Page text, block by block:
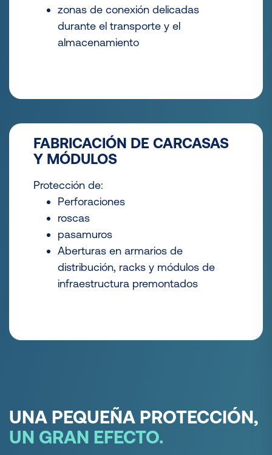
zonas de conexión delicadas
durante el transporte y el
almacenamiento
FABRICACIÓN DE CARCASAS
Y MÓDULOS
Protección de:
Perforaciones
roscas
pasamuros
Aberturas en armarios de
distribución, racks y módulos de
infraestructura premontados
UNA PEQUEÑA PROTECCIÓN,
UN GRAN EFECTO.